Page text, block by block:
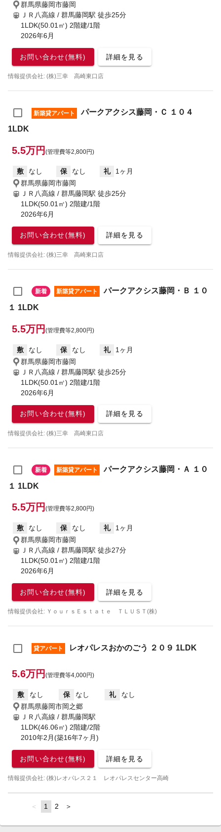
群馬県藤岡市藤岡
ＪＲ八高線 / 群馬藤岡駅 徒歩25分
1LDK(50.01㎡) 2階建/1階
2026年6月
お問い合わせ(無料) 詳細を見る
情報提供会社: (株)三幸 高崎東口店
新築貸アパート
パークアクシス藤岡・Ｃ １０４
1LDK
5.5万円 (管理費等2,800円)
敷 なし 保 なし 礼
1ヶ月
群馬県藤岡市藤岡
ＪＲ八高線 / 群馬藤岡駅 徒歩25分
1LDK(50.01㎡) 2階建/1階
2026年6月
お問い合わせ(無料) 詳細を見る
情報提供会社: (株)三幸 高崎東口店
新着 新築貸アパート
パークアクシス藤岡・Ｂ １０
１ 1LDK
5.5万円 (管理費等2,800円)
敷 なし 保 なし 礼
1ヶ月
群馬県藤岡市藤岡
ＪＲ八高線 / 群馬藤岡駅 徒歩25分
1LDK(50.01㎡) 2階建/1階
2026年6月
お問い合わせ(無料) 詳細を見る
情報提供会社: (株)三幸 高崎東口店
新着 新築貸アパート
パークアクシス藤岡・Ａ １０
１ 1LDK
5.5万円 (管理費等2,800円)
敷 なし 保 なし 礼
1ヶ月
群馬県藤岡市藤岡
ＪＲ八高線 / 群馬藤岡駅 徒歩27分
1LDK(50.01㎡) 2階建/1階
2026年6月
お問い合わせ(無料) 詳細を見る
情報提供会社: ＹｏｕｒｓＥｓｔａｔｅ ＴＬＵＳＴ(株)
貸アパート レオパレスおかのごう ２０９ 1LDK
5.6万円 (管理費等4,000円)
敷 なし 保 なし 礼
なし
群馬県藤岡市岡之郷
ＪＲ八高線 / 群馬藤岡駅
1LDK(46.06㎡) 2階建/2階
2010年2月(築16年7ヶ月)
お問い合わせ(無料) 詳細を見る
情報提供会社: (株)レオパレス２１ レオパレスセンター高崎
page
You're
page
1 page
2 page